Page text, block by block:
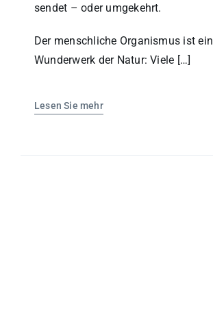
sendet – oder umgekehrt.
Der menschliche Organismus ist ein
Wunderwerk der Natur: Viele […]
Lesen Sie mehr